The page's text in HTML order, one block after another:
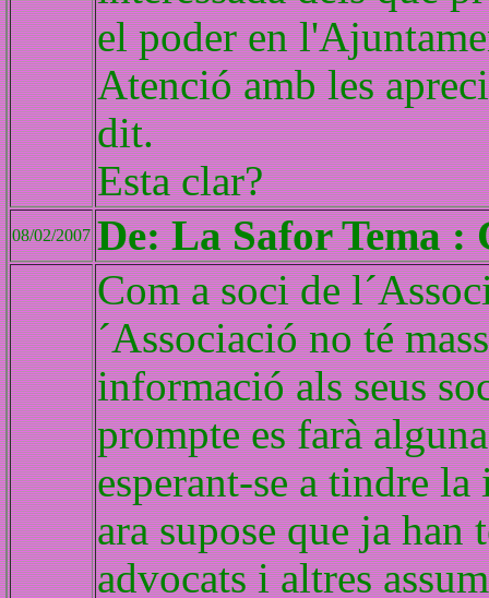
el poder en
Atenció amb les
dit.
Esta clar?
08/02/2007 De: La Safor Tema :
Com a soci de
´Associació no té
informació als seus
prompte es farà
esperant-se a tindre
ara supose que ja han
advocats i altres